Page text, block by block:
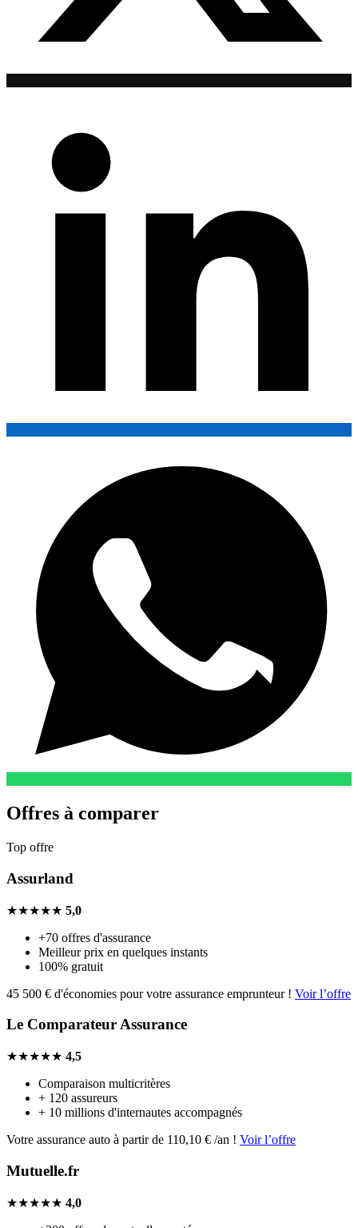
Offres à comparer
Top offre
Assurland
★★★★★ 5,0
+70 offres d'assurance
Meilleur prix en quelques instants
100% gratuit
45 500 € d'économies pour votre assurance emprunteur ! Voir l’offre
Le Comparateur Assurance
★★★★★ 4,5
Comparaison multicritères
+ 120 assureurs
+ 10 millions d'internautes accompagnés
Votre assurance auto à partir de 110,10 € /an ! Voir l’offre
Mutuelle.fr
★★★★★ 4,0